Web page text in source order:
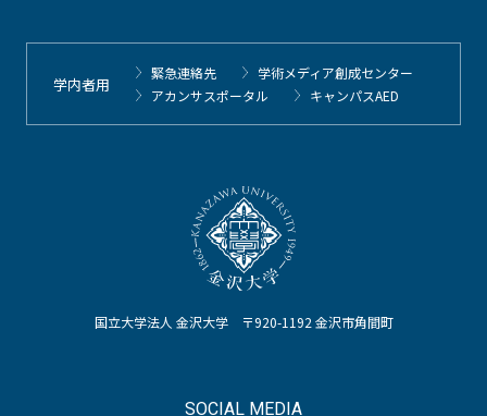
国立大学法人 金沢大学 〒920-1192 金沢市角間町
SOCIAL MEDIA
学内者用
緊急連絡先
学術メディア創成センター
アカンサスポータル
キャンパスAED